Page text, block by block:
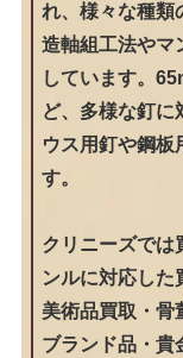
れ、様々な種類
造軸組工法やマ
しています。
ど、多様な釘に
ウス用釘や鋼板
す。
クリニーズでは
ンルに対応した
美術品買取・骨
ブランド品・貴